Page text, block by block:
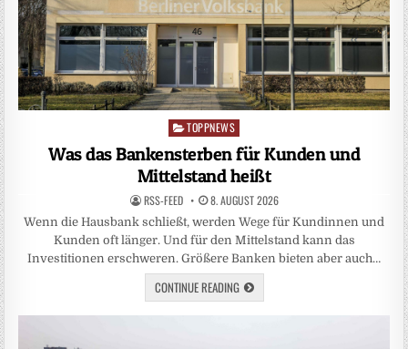
Posted
TOPPNEWS
Was das Bankensterben für Kunden und
Mittelstand heißt
RSS-FEED 8. AUGUST 2026
Wenn die Hausbank schließt, werden Wege für Kundinnen und
Kunden oft länger. Und für den Mittelstand kann das
Investitionen erschweren. Größere Banken bieten aber auch…
CONTINUE READING